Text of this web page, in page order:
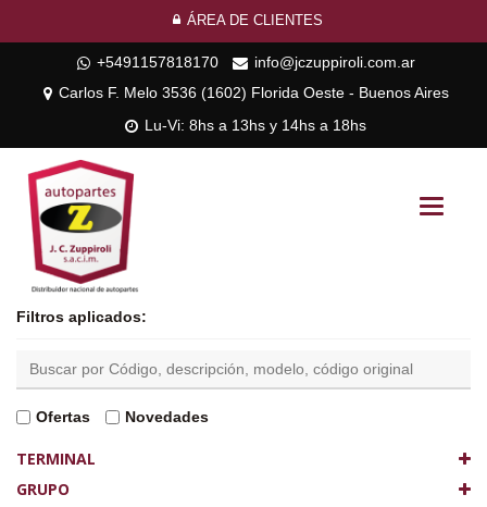
ÁREA DE CLIENTES
+5491157818170
info@jczuppiroli.com.ar
Carlos F. Melo 3536 (1602) Florida Oeste - Buenos Aires
Lu-Vi: 8hs a 13hs y 14hs a 18hs
Toggle
Filtros aplicados:
Ofertas Novedades
TERMINAL
GRUPO